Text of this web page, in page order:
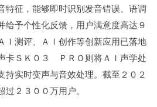
特征，能够即时识别发音错误、语调
给予个性化反馈，用户满意度高达９
Ｉ测评、ＡＩ创作等创新应用已落地
卡ＳＫ０３ ＰＲＯ则将ＡＩ声学处
持实时变声与音效处理。截至２０２
过２３００万用户。